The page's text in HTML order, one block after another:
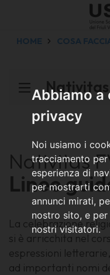
Abbiamo a
privacy
Noi usiamo i
tracciamento
esperienza di
per mostrarti
annunci mirati,
nostro sito, e
nostri visitatori.
HOME COSA
Nativitas
Nativitas
Linee
La celebrazione
si è arricchita nel
espressioni
ad importanti nomi